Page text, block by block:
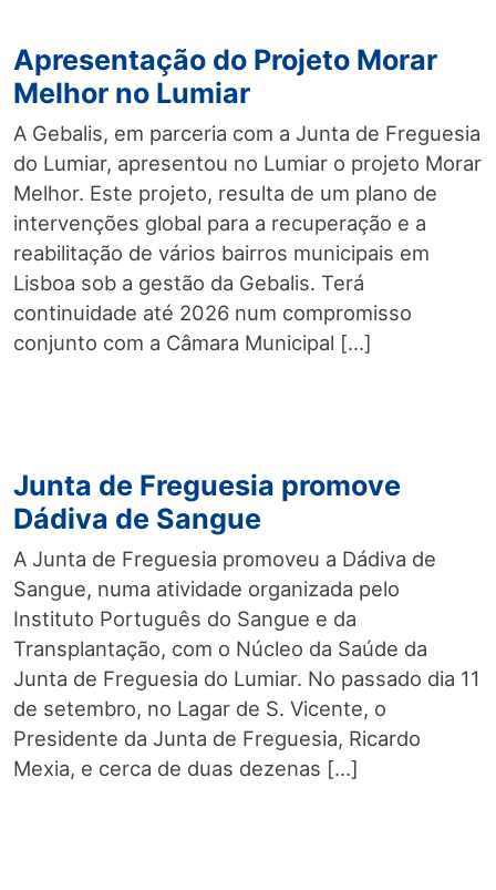
Apresentação do Projeto Morar
Melhor no Lumiar
A Gebalis, em parceria com a Junta de Freguesia
do Lumiar, apresentou no Lumiar o projeto Morar
Melhor. Este projeto, resulta de um plano de
intervenções global para a recuperação e a
reabilitação de vários bairros municipais em
Lisboa sob a gestão da Gebalis. Terá
continuidade até 2026 num compromisso
conjunto com a Câmara Municipal […]
Junta de Freguesia promove
Dádiva de Sangue
A Junta de Freguesia promoveu a Dádiva de
Sangue, numa atividade organizada pelo
Instituto Português do Sangue e da
Transplantação, com o Núcleo da Saúde da
Junta de Freguesia do Lumiar. No passado dia 11
de setembro, no Lagar de S. Vicente, o
Presidente da Junta de Freguesia, Ricardo
Mexia, e cerca de duas dezenas […]